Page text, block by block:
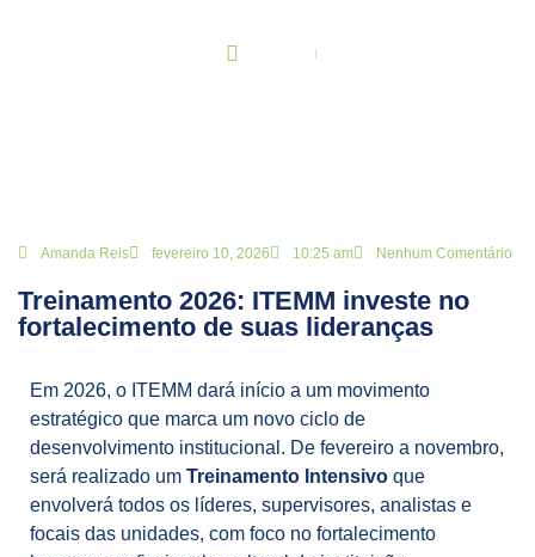
Principal
Amanda Reis fevereiro 10, 2026 10:25 am Nenhum Comentário
Treinamento 2026: ITEMM investe no
fortalecimento de suas lideranças
Em 2026, o ITEMM dará início a um movimento
estratégico que marca um novo ciclo de
desenvolvimento institucional. De fevereiro a novembro,
será realizado um Treinamento Intensivo que
envolverá todos os líderes, supervisores, analistas e
focais das unidades, com foco no fortalecimento